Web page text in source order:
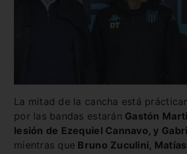
La mitad de la cancha está
por las bandas estarán Gastón
lesión de Ezequiel Cannavo, y
mientras que Bruno Zuculini,